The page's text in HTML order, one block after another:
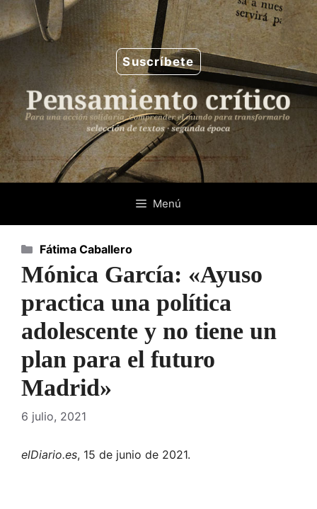
Saltar
al
contenido
Suscríbete
Menú
Mónica García: «Ayuso
practica una política
adolescente y no tiene un
plan para el futuro
Madrid»
6 julio, 2021
elDiario.es, 15 de junio de 2021.
Categorías
Fátima Caballero